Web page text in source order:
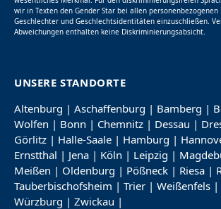
wir in Texten den Gender Star bei allen
Geschlechter und Geschlechtsidentitäten einzuschließen.
Abweichungen enthalten keine Diskriminierungsabsicht.
UNSERE STANDORTE
Altenburg | Aschaffenburg | Bamberg |
Wolfen | Bonn | Chemnitz | Dessau |
Görlitz | Halle-Saale | Hamburg |
Ernstthal | Jena | Köln | Leipzig |
Meißen | Oldenburg | Pößneck | Riesa |
Tauberbischofsheim | Trier | Weißenfels |
Würzburg | Zwickau |